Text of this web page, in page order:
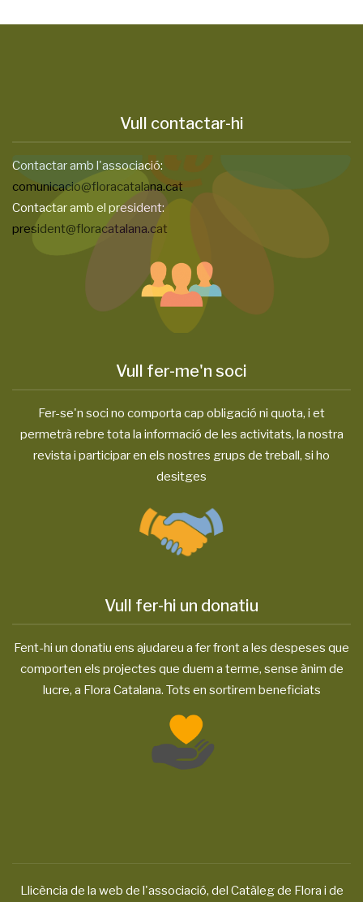
Vull contactar-hi
Contactar amb l'associació:
comunicacio@floracatalana.cat
Contactar amb el president:
president@floracatalana.cat
Vull fer-me'n soci
Fer-se'n soci no comporta cap obligació ni quota, i et
permetrà rebre tota la informació de les activitats, la nostra
revista i participar en els nostres grups de treball, si ho
desitges
Vull fer-hi un donatiu
Fent-hi un donatiu ens ajudareu a fer front a les despeses que
comporten els projectes que duem a terme, sense ànim de
lucre, a Flora Catalana. Tots en sortirem beneficiats
Llicència de la web de l'associació, del Catàleg de Flora i de